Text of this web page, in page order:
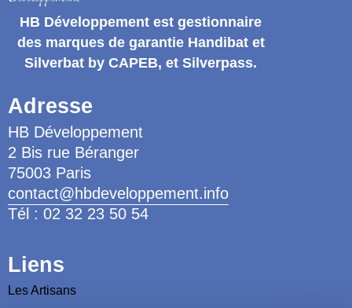
HB Développement est gestionnaire
des marques de garantie Handibat et
Silverbat by CAPEB, et Silverpass.
Adresse
HB Développement
2 Bis rue Béranger
75003 Paris
contact@hbdeveloppement.info
Tél : 02 32 23 50 54
Liens
Les Artisans